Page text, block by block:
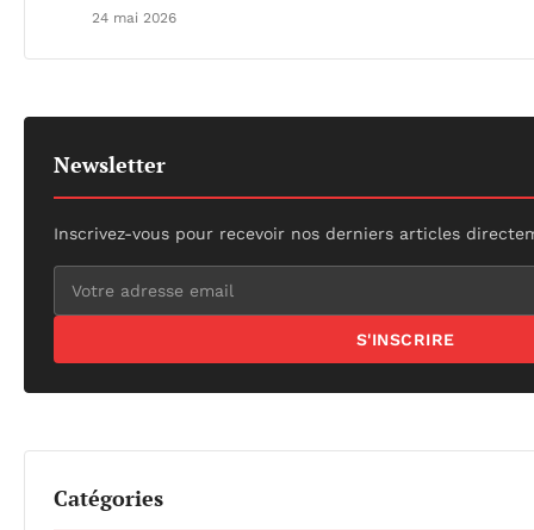
24 mai 2026
Newsletter
Inscrivez-vous pour recevoir nos derniers articles
S'INSCRIRE
Catégories